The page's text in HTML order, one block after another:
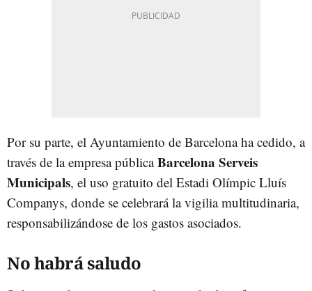
Por su parte, el Ayuntamiento de Barcelona ha cedido, a
través de la empresa públicaBarcelona Serveis
Municipals, el uso gratuito del Estadi Olímpic Lluís
Companys, donde se celebrará la vigilia multitudinaria,
responsabilizándose de los gastos asociados.
No habrá saludo